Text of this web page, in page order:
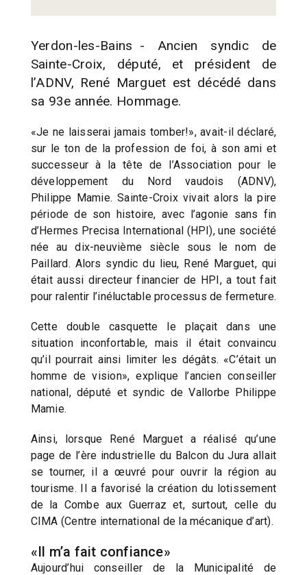
Yerdon-les-Bains - Ancien syndic de
Sainte-Croix, député, et président de
l’ADNV, René Marguet est décédé dans
sa 93e année. Hommage.
«Je ne laisserai jamais tomber!», avait-il déclaré,
sur le ton de la profession de foi, à son ami et
successeur à la tête de l’Association pour le
développement du Nord vaudois (ADNV),
Philippe Mamie. Sainte-Croix vivait alors la pire
période de son histoire, avec l’agonie sans fin
d’Hermes Precisa International (HPI), une société
née au dix-neuvième siècle sous le nom de
Paillard. Alors syndic du lieu, René Marguet, qui
était aussi directeur financier de HPI, a tout fait
pour ralentir l’inéluctable processus de fermeture.
Cette double casquette le plaçait dans une
situation inconfortable, mais il était convaincu
qu’il pourrait ainsi limiter les dégâts. «C’était un
homme de vision», explique l’ancien conseiller
national, député et syndic de Vallorbe Philippe
Mamie.
Ainsi, lorsque René Marguet a réalisé qu’une
page de l’ère industrielle du Balcon du Jura allait
se tourner, il a œuvré pour ouvrir la région au
tourisme. Il a favorisé la création du lotissement
de la Combe aux Guerraz et, surtout, celle du
CIMA (Centre international de la mécanique d’art).
«Il m’a fait confiance»
Aujourd’hui conseiller de la Municipalité de